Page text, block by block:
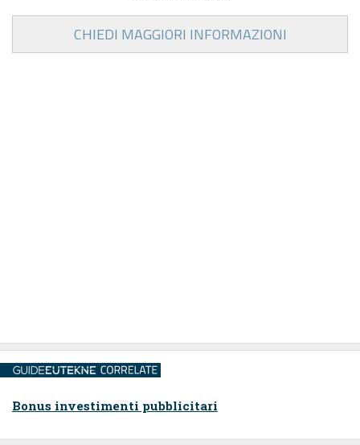
CHIEDI MAGGIORI INFORMAZIONI
Bonus investimenti pubblicitari